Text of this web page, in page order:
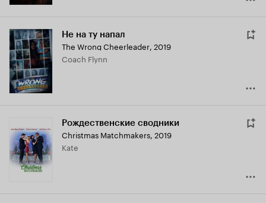
Не на ту напал
The Wrong Cheerleader, 2019
Coach Flynn
Рождественские сводники
Christmas Matchmakers, 2019
Kate